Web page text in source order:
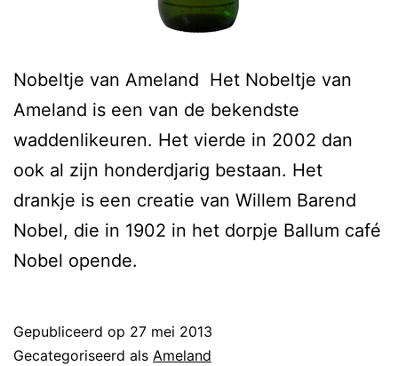
Nobeltje van Ameland Het Nobeltje van
Ameland is een van de bekendste
waddenlikeuren. Het vierde in 2002 dan
ook al zijn honderdjarig bestaan. Het
drankje is een creatie van Willem Barend
Nobel, die in 1902 in het dorpje Ballum café
Nobel opende.
Gepubliceerd op 27 mei 2013
Gecategoriseerd als Ameland